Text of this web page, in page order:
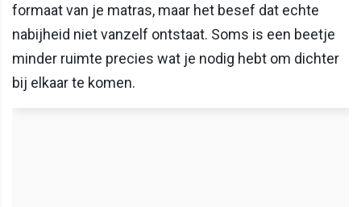
formaat van je matras, maar het besef dat echte
nabijheid niet vanzelf ontstaat. Soms is een beetje
minder ruimte precies wat je nodig hebt om dichter
bij elkaar te komen.